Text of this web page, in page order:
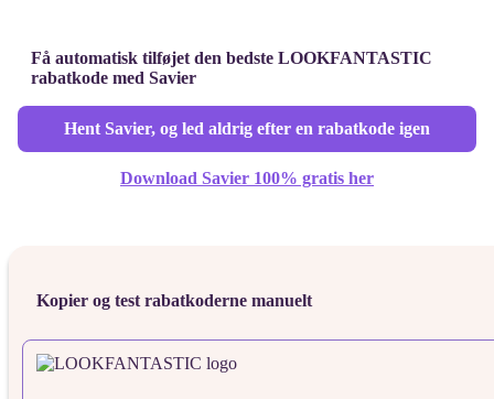
Få automatisk tilføjet den bedste LOOKFANTASTIC
rabatkode med Savier
Hent Savier, og led aldrig efter en rabatkode igen
Download Savier 100% gratis her
Kopier og test rabatkoderne manuelt